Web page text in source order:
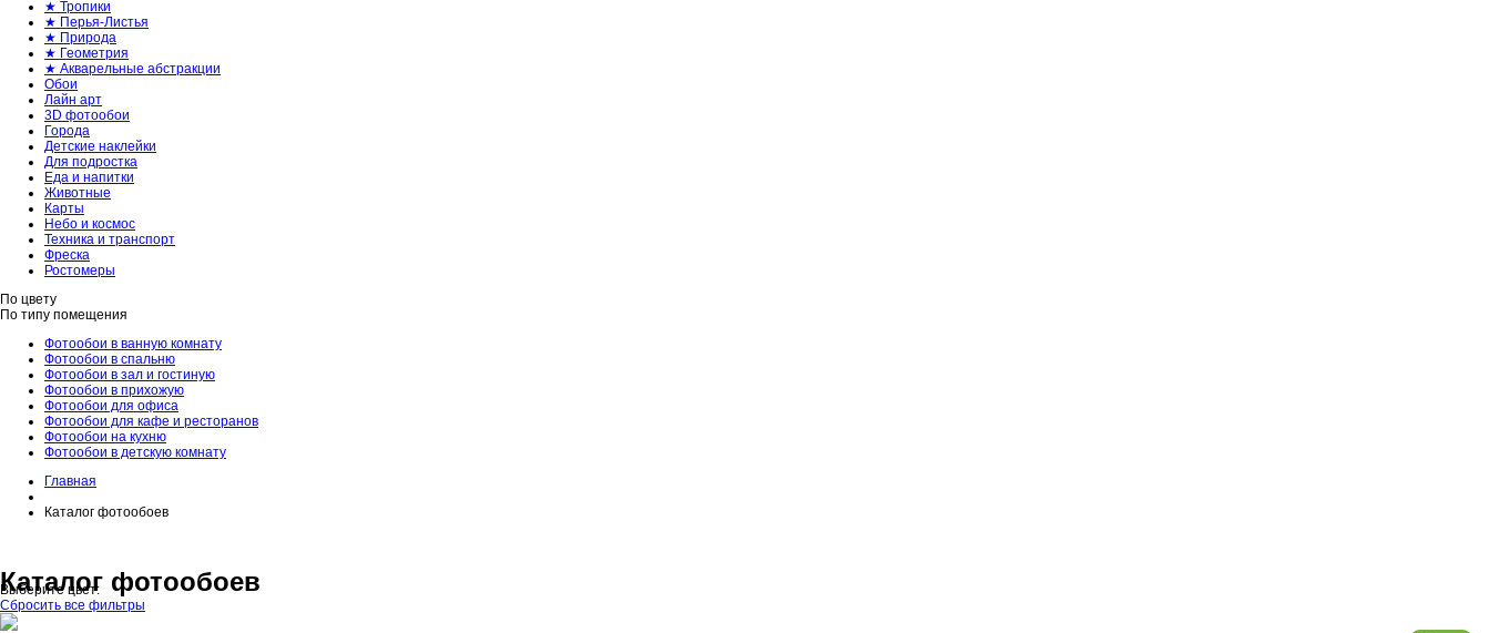
★ Тропики
★ Перья-Листья
★ Природа
★ Геометрия
★ Акварельные абстракции
Обои
Лайн арт
3D фотообои
Города
Детские наклейки
Для подростка
Еда и напитки
Животные
Карты
Небо и космос
Техника и транспорт
Фреска
Ростомеры
По цвету
По типу помещения
Фотообои в ванную комнату
Фотообои в спальню
Фотообои в зал и гостиную
Фотообои в прихожую
Фотообои для офиса
Фотообои для кафе и ресторанов
Фотообои на кухню
Фотообои в детскую комнату
Главная
Каталог фотообоев
Каталог фотообоев
Выберите цвет:
Сбросить все фильтры